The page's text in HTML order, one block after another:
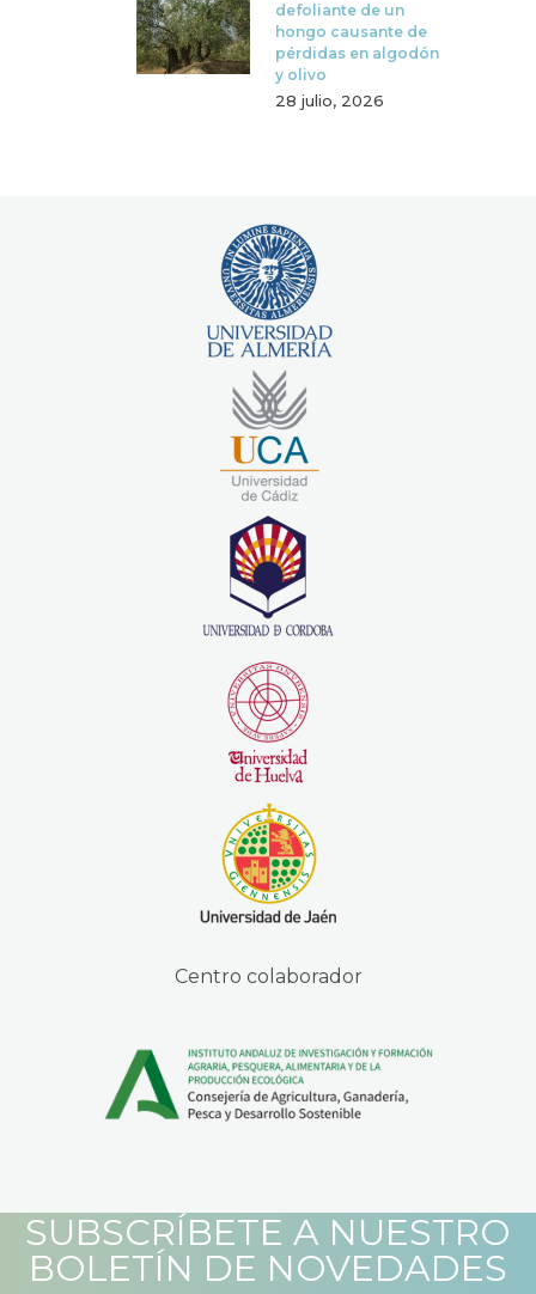
defoliante de un
hongo causante de
pérdidas en algodón
y olivo
28 julio, 2026
Centro colaborador
SUBSCRÍBETE A NUESTRO
BOLETÍN DE NOVEDADES